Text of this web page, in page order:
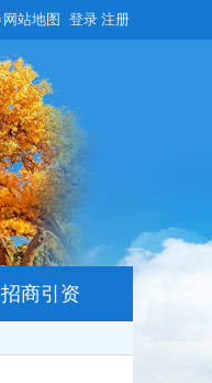
网站地图 登录 注册
招商引资